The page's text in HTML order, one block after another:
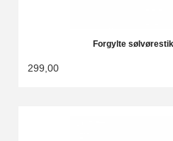
Forgylte
299,00